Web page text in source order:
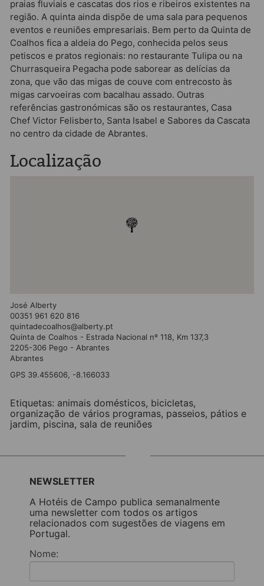
praias fluviais e cascatas dos rios e ribeiros existentes na
região. A quinta ainda dispõe de uma sala para pequenos
eventos e reuniões empresariais. Bem perto da Quinta de
Coalhos fica a aldeia do Pego, conhecida pelos seus
petiscos e pratos regionais: no restaurante Tulipa ou na
Churrasqueira Pegacha pode saborear as delícias da
zona, que vão das migas de couve com entrecosto às
migas carvoeiras com bacalhau assado. Outras
referências gastronómicas são os restaurantes, Casa
Chef Victor Felisberto, Santa Isabel e Sabores da Cascata
no centro da cidade de Abrantes.
Localização
José Alberty
00351 961 620 816
quintadecoalhos@alberty.pt
Quinta de Coalhos - Estrada Nacional nº 118, Km 137,3
2205-306 Pego - Abrantes
Abrantes
GPS 39.455606, -8.166033
Etiquetas: animais domésticos, bicicletas,
organização de vários programas, passeios, pátios e
jardim, piscina, sala de reuniões
NEWSLETTER
A Hotéis de Campo publica semanalmente
uma newsletter com todos os artigos
relacionados com sugestões de viagens em
Portugal.
Nome: